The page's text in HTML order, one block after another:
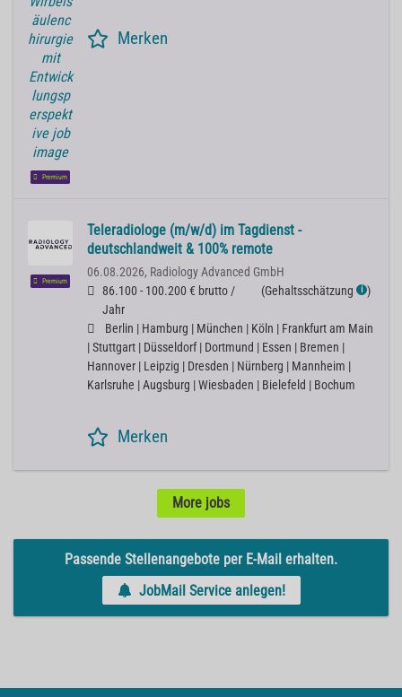
Premium
Merken
Premium
Teleradiologe (m/w/d) im Tagdienst -
deutschlandweit & 100% remote
06.08.2026, Radiology Advanced GmbH
86.100 - 100.200 € brutto /
Jahr
(Gehaltsschätzung ℹ )
Berlin | Hamburg | München | Köln | Frankfurt am Main
| Stuttgart | Düsseldorf | Dortmund | Essen | Bremen |
Hannover | Leipzig | Dresden | Nürnberg | Mannheim |
Karlsruhe | Augsburg | Wiesbaden | Bielefeld | Bochum
Merken
More jobs
Passende Stellenangebote per E-Mail erhalten.
JobMail Service anlegen!